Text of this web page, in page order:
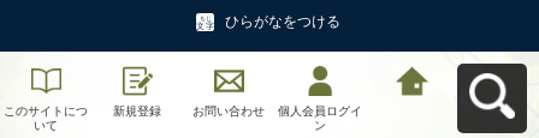
ひらがなをつける
このサイトにつ
いて
新規登録 お問い合わせ
個人会員ログイ
ン